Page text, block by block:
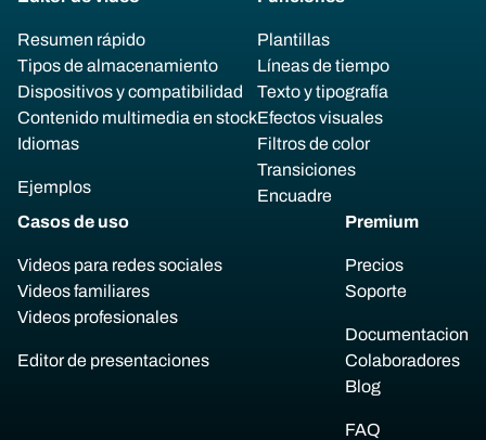
Resumen rápido
Tipos de almacenamiento
Dispositivos y compatibilidad
Contenido multimedia en stock
Idiomas
Ejemplos
Plantillas
Líneas de tiempo
Texto y tipografía
Efectos visuales
Filtros de color
Transiciones
Encuadre
Casos de uso
Videos para redes sociales
Videos familiares
Videos profesionales
Editor de presentaciones
Premium
Precios
Soporte
Documentacion
Colaboradores
Blog
FAQ